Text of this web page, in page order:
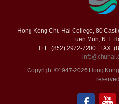
Hong Kong Chu Hai College, 80
Tuen Mun, N.T.
TEL: (852) 2972-7200 | FAX:
Copyright ©1947-2026 Hong